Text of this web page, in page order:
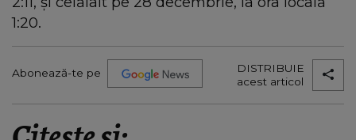
1:20.
Abonează-te pe
DISTRIBUIE
acest articol